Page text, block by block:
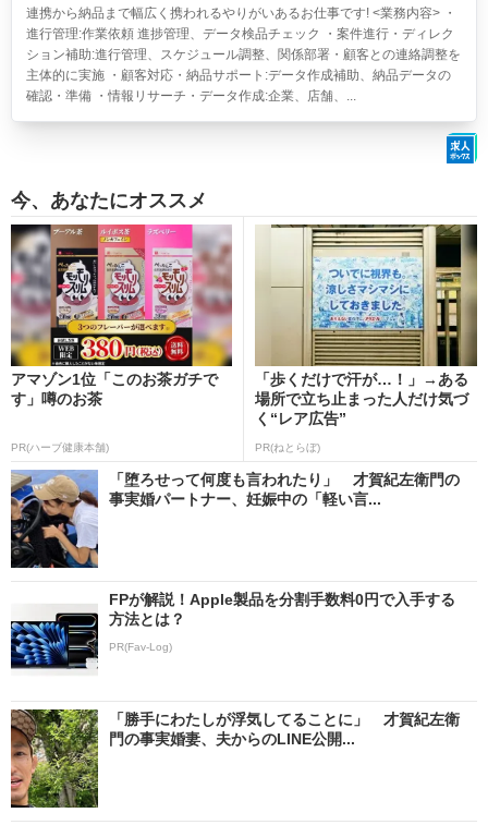
連携から納品まで幅広く携われるやりがいあるお仕事です! <業務内容> ・
進行管理:作業依頼 進捗管理、データ検品チェック ・案件進行・ディレク
ション補助:進行管理、スケジュール調整、関係部署・顧客との連絡調整を
主体的に実施 ・顧客対応・納品サポート:データ作成補助、納品データの
確認・準備 ・情報リサーチ・データ作成:企業、店舗、...
今、あなたにオススメ
アマゾン1位「このお茶ガチで
す」噂のお茶
PR(ハーブ健康本舗)
「歩くだけで汗が…！」→ある
場所で立ち止まった人だけ気づ
く“レア広告”
PR(ねとらぼ)
「堕ろせって何度も言われたり」 才賀紀左衛門の
事実婚パートナー、妊娠中の「軽い言...
FPが解説！Apple製品を分割手数料0円で入手する
方法とは？
PR(Fav-Log)
「勝手にわたしが浮気してることに」 才賀紀左衛
門の事実婚妻、夫からのLINE公開...